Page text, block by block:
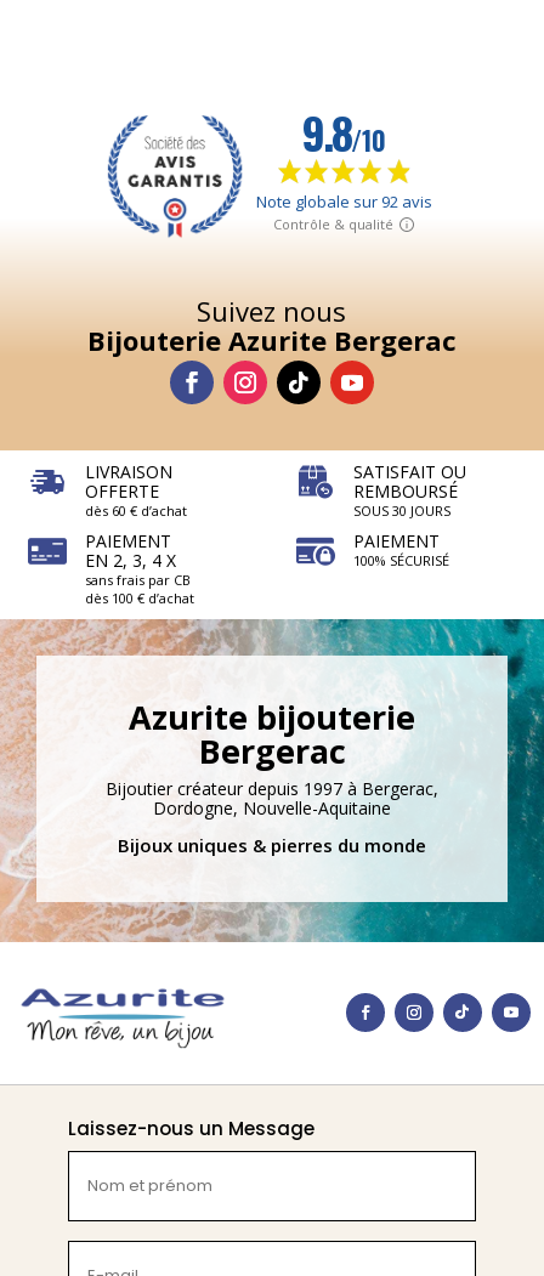
Suivez nous
Bijouterie Azurite Bergerac
LIVRAISON
OFFERTE
dès 60 € d’achat
PAIEMENT
EN 2, 3, 4 X
sans frais par CB
dès 100 € d’achat
SATISFAIT OU
REMBOURSÉ
SOUS 30 JOURS
PAIEMENT
100% SÉCURISÉ
Azurite bijouterie
Bergerac
Bijoutier créateur depuis 1997 à Bergerac,
Dordogne, Nouvelle-Aquitaine
Bijoux uniques & pierres du monde
Laissez-nous un Message
et
prénom
(Nécessaire)